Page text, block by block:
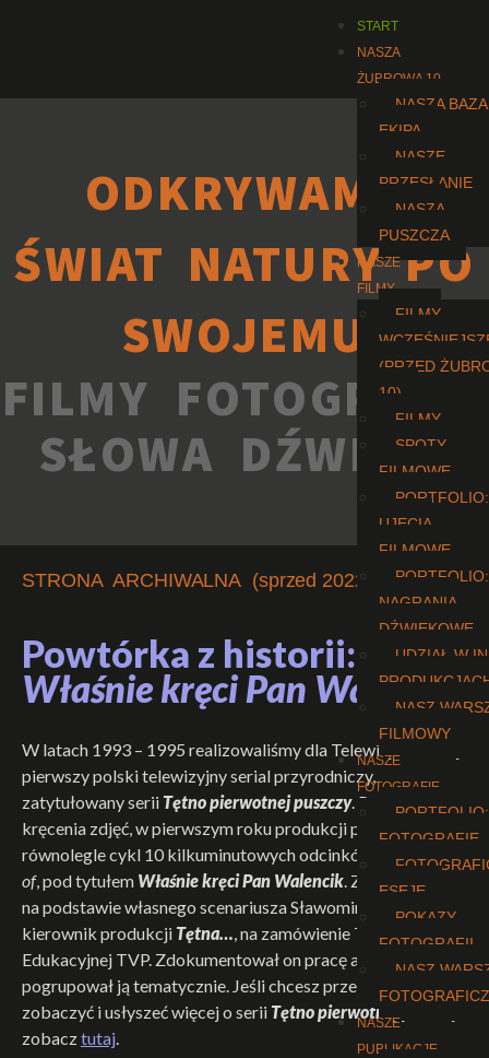
START
NASZA
ŻUBROWA 10
NASZA
EKIPA
NASZE
PRZESŁANIE
NASZA
PUSZCZA
NASZE
FILMY
FILMY
(PRZED
10)
FILMY
SPOTY
FILMOWE
PORTFOLIO:
UJĘCIA
FILMOWE
PORTFOLIO:
NAGRANIA
DŹWIĘKOWE
UDZIAŁ W
NASZ
FILMOWY
NASZE
FOTOGRAFIE
PORTFOLIO:
FOTOGRAFIE
ESEJE
POKAZY
FOTOGRAFII
NASZ
NASZE
PUBLIKACJE
ODKRYWAMY
ŚWIAT NATURY PO
SWOJEMU
FILMY FOTOGRAFIE
SŁOWA DŹWIĘKI
STRONA ARCHIWALNA (sprzed 2022 r.)
Powtórka z historii:
Właśnie kręci Pan Walencik
W latach 1993 – 1995 realizowaliśmy dla Telewizji Polskiej
pierwszy polski telewizyjny serial przyrodniczy,
zatytułowany serii Tętno pierwotnej puszczy. Podczas
kręcenia zdjęć, w pierwszym roku produkcji powstawał
równolegle cykl 10 kilkuminutowych odcinków typumaking
of, pod tytułem Właśnie kręci Pan Walencik. Zrealizował go
na podstawie własnego scenariusza Sławomir Boniecki,
kierownik produkcji Tętna…, na zamówienie Telewizji
Edukacyjnej TVP. Zdokumentował on pracę autorów serii i
pogrupował ją tematycznie. Jeśli chcesz przeczytać,
zobaczyć i usłyszeć więcej o serii Tętno pierwotnej puszczy
zobacztutaj.